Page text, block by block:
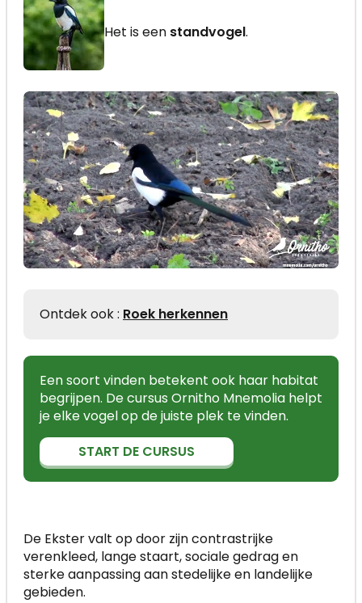
Het is een standvogel.
Ontdek ook : Roek herkennen
Een soort vinden betekent ook haar habitat
begrijpen. De cursus Ornitho Mnemolia helpt
je elke vogel op de juiste plek te vinden.
START DE CURSUS
De Ekster valt op door zijn contrastrijke
verenkleed, lange staart, sociale gedrag en
sterke aanpassing aan stedelijke en landelijke
gebieden.